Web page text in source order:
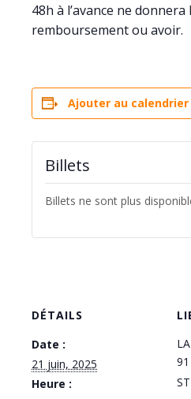
48h à l’avance ne
remboursement ou avoir.
Ajouter au calendrier
DÉTAILS
Date :
21 juin, 2025
Heure :
Billets
Billets ne sont plus